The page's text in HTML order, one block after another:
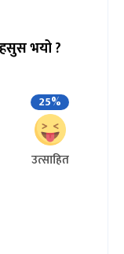
भयो ?
25%
उत्साहित